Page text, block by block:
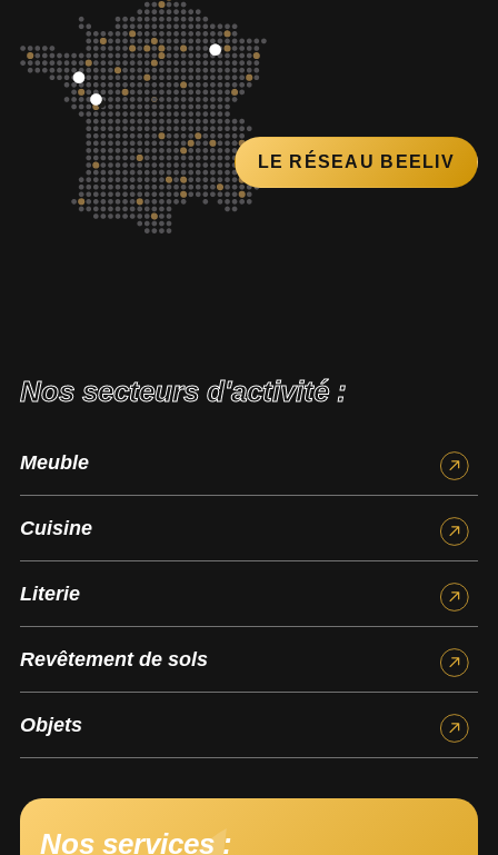
LE RÉSEAU BEELIV
Nos secteurs d'activité :
Meuble
Cuisine
Literie
Revêtement de sols
Objets
Nos services :